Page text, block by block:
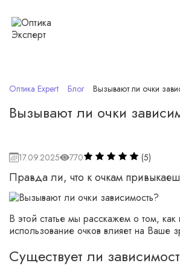
Оптика Expert Блог Вызывают ли очки
Вызывают ли очки
17.09.2025 770 (5)
Правда ли, что к очкам
В этой статье мы расскажем о том, как
использование очков влияет на Ваше
Существует ли